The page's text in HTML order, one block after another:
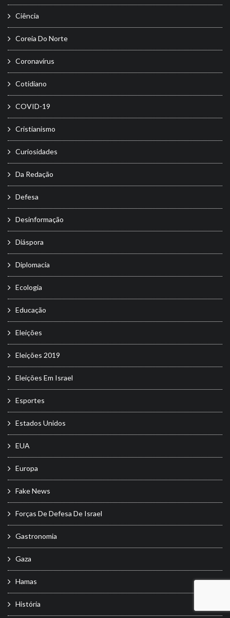
Ciência
Coreia Do Norte
Coronavírus
Cotidiano
COVID-19
Cristianismo
Curiosidades
Da Redação
Defesa
Desinformação
Diáspora
Diplomacia
Ecologia
Educação
Eleições
Eleições 2019
Eleições Em Israel
Esportes
Estados Unidos
EUA
Europa
Fake News
Forças De Defesa De Israel
Gastronomia
Gaza
Hamas
História